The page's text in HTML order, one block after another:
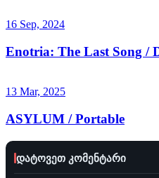
16 Sep, 2024
Enotria: The Last Song /
13 Mar, 2025
ASYLUM / Portable
დატოვეთ კომენტარი